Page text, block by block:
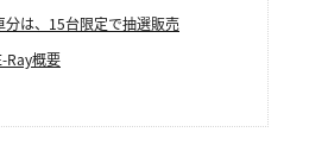
は、15台限定で抽選販売
Ray概要